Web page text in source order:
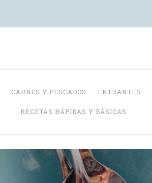
CARNES Y PESCADOS ENTRANTES
RECETAS RÁPIDAS Y BÁSICAS